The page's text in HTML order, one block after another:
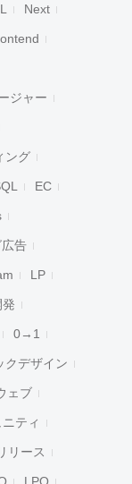
Next
ジャー
ング
EC
告
LP
発
0→1
クデザイン
ェブ
ティ
リース